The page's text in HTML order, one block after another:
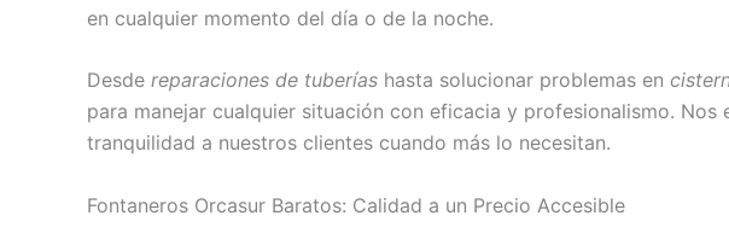
en cualquier momento del día o de la noche.
Desde reparaciones de tuberías hasta solucionar problemas en
para manejar cualquier situación con eficacia y profesionalismo.
tranquilidad a nuestros clientes cuando más lo necesitan.
Fontaneros Orcasur Baratos: Calidad a un Precio Accesible